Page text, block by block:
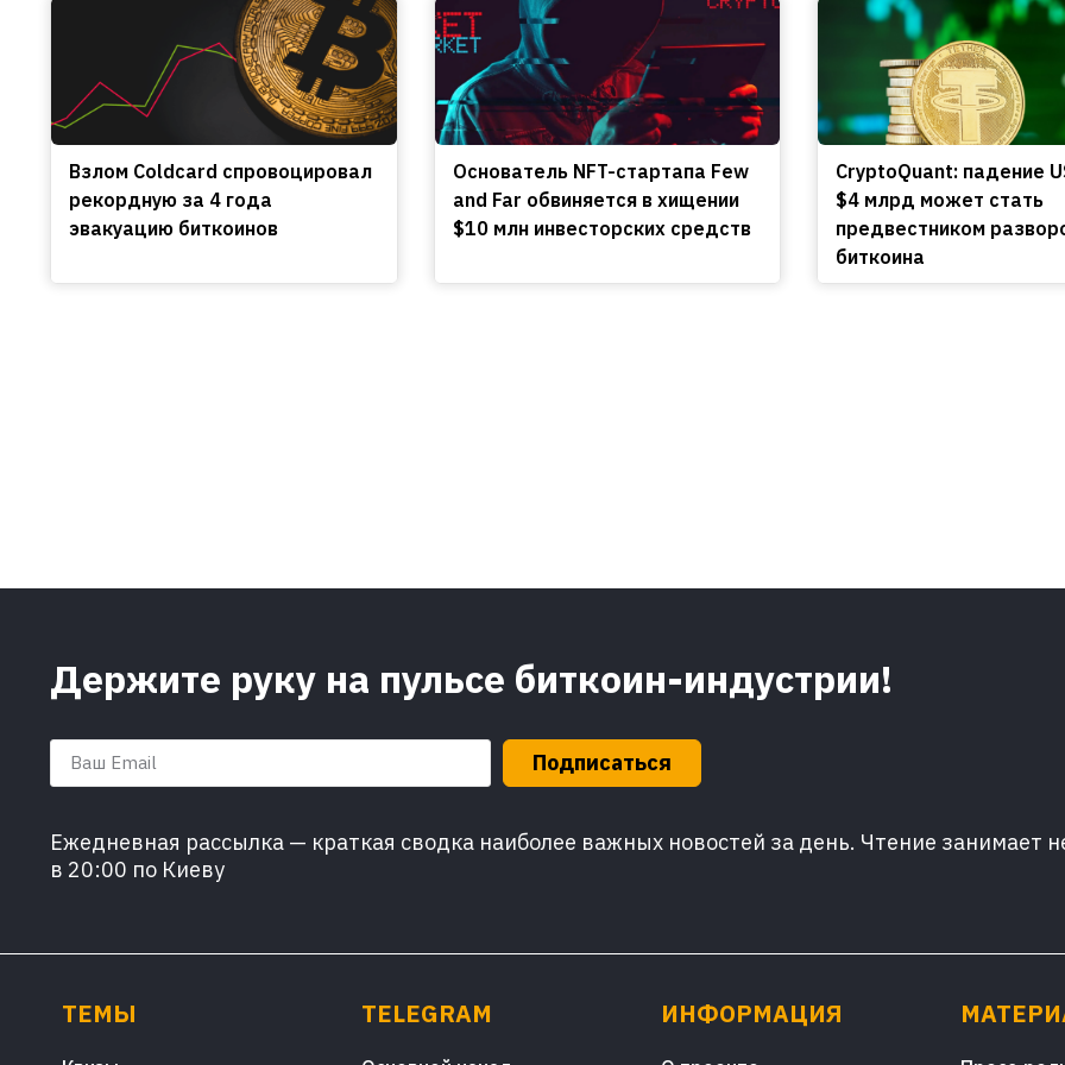
Взлом Coldcard спровоцировал
рекордную за 4 года
эвакуацию биткоинов
Основатель NFT-стартапа Few
and Far обвиняется в хищении
$10 млн инвесторских средств
CryptoQuant: падение
$4 млрд может стать
предвестником
биткоина
Держите руку на пульсе биткоин-индустрии!
Подписаться
Ежедневная рассылка — краткая сводка наиболее важных новостей за день. Чтение занимает
в 20:00 по Киеву
ТЕМЫ TELEGRAM ИНФОРМАЦИЯ